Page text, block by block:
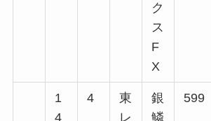
ク
ス
F
X
1
4
4
東
レ
銀
鱗
599